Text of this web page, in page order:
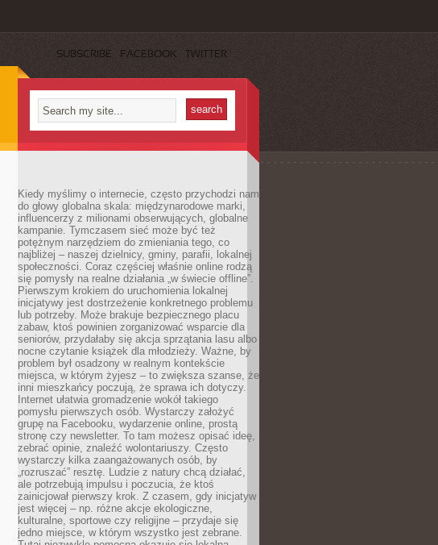
SUBSCRIBE FACEBOOK TWITTER
Kiedy myślimy o internecie, często przychodzi nam
do głowy globalna skala: międzynarodowe marki,
influencerzy z milionami obserwujących, globalne
kampanie. Tymczasem sieć może być też
potężnym narzędziem do zmieniania tego, co
najbliżej – naszej dzielnicy, gminy, parafii, lokalnej
społeczności. Coraz częściej właśnie online rodzą
się pomysły na realne działania „w świecie offline”.
Pierwszym krokiem do uruchomienia lokalnej
inicjatywy jest dostrzeżenie konkretnego problemu
lub potrzeby. Może brakuje bezpiecznego placu
zabaw, ktoś powinien zorganizować wsparcie dla
seniorów, przydałaby się akcja sprzątania lasu albo
nocne czytanie książek dla młodzieży. Ważne, by
problem był osadzony w realnym kontekście
miejsca, w którym żyjesz – to zwiększa szanse, że
inni mieszkańcy poczują, że sprawa ich dotyczy.
Internet ułatwia gromadzenie wokół takiego
pomysłu pierwszych osób. Wystarczy założyć
grupę na Facebooku, wydarzenie online, prostą
stronę czy newsletter. To tam możesz opisać ideę,
zebrać opinie, znaleźć wolontariuszy. Często
wystarczy kilka zaangażowanych osób, by
„rozruszać” resztę. Ludzie z natury chcą działać,
ale potrzebują impulsu i poczucia, że ktoś
zainicjował pierwszy krok. Z czasem, gdy inicjatyw
jest więcej – np. różne akcje ekologiczne,
kulturalne, sportowe czy religijne – przydaje się
jedno miejsce, w którym wszystko jest zebrane.